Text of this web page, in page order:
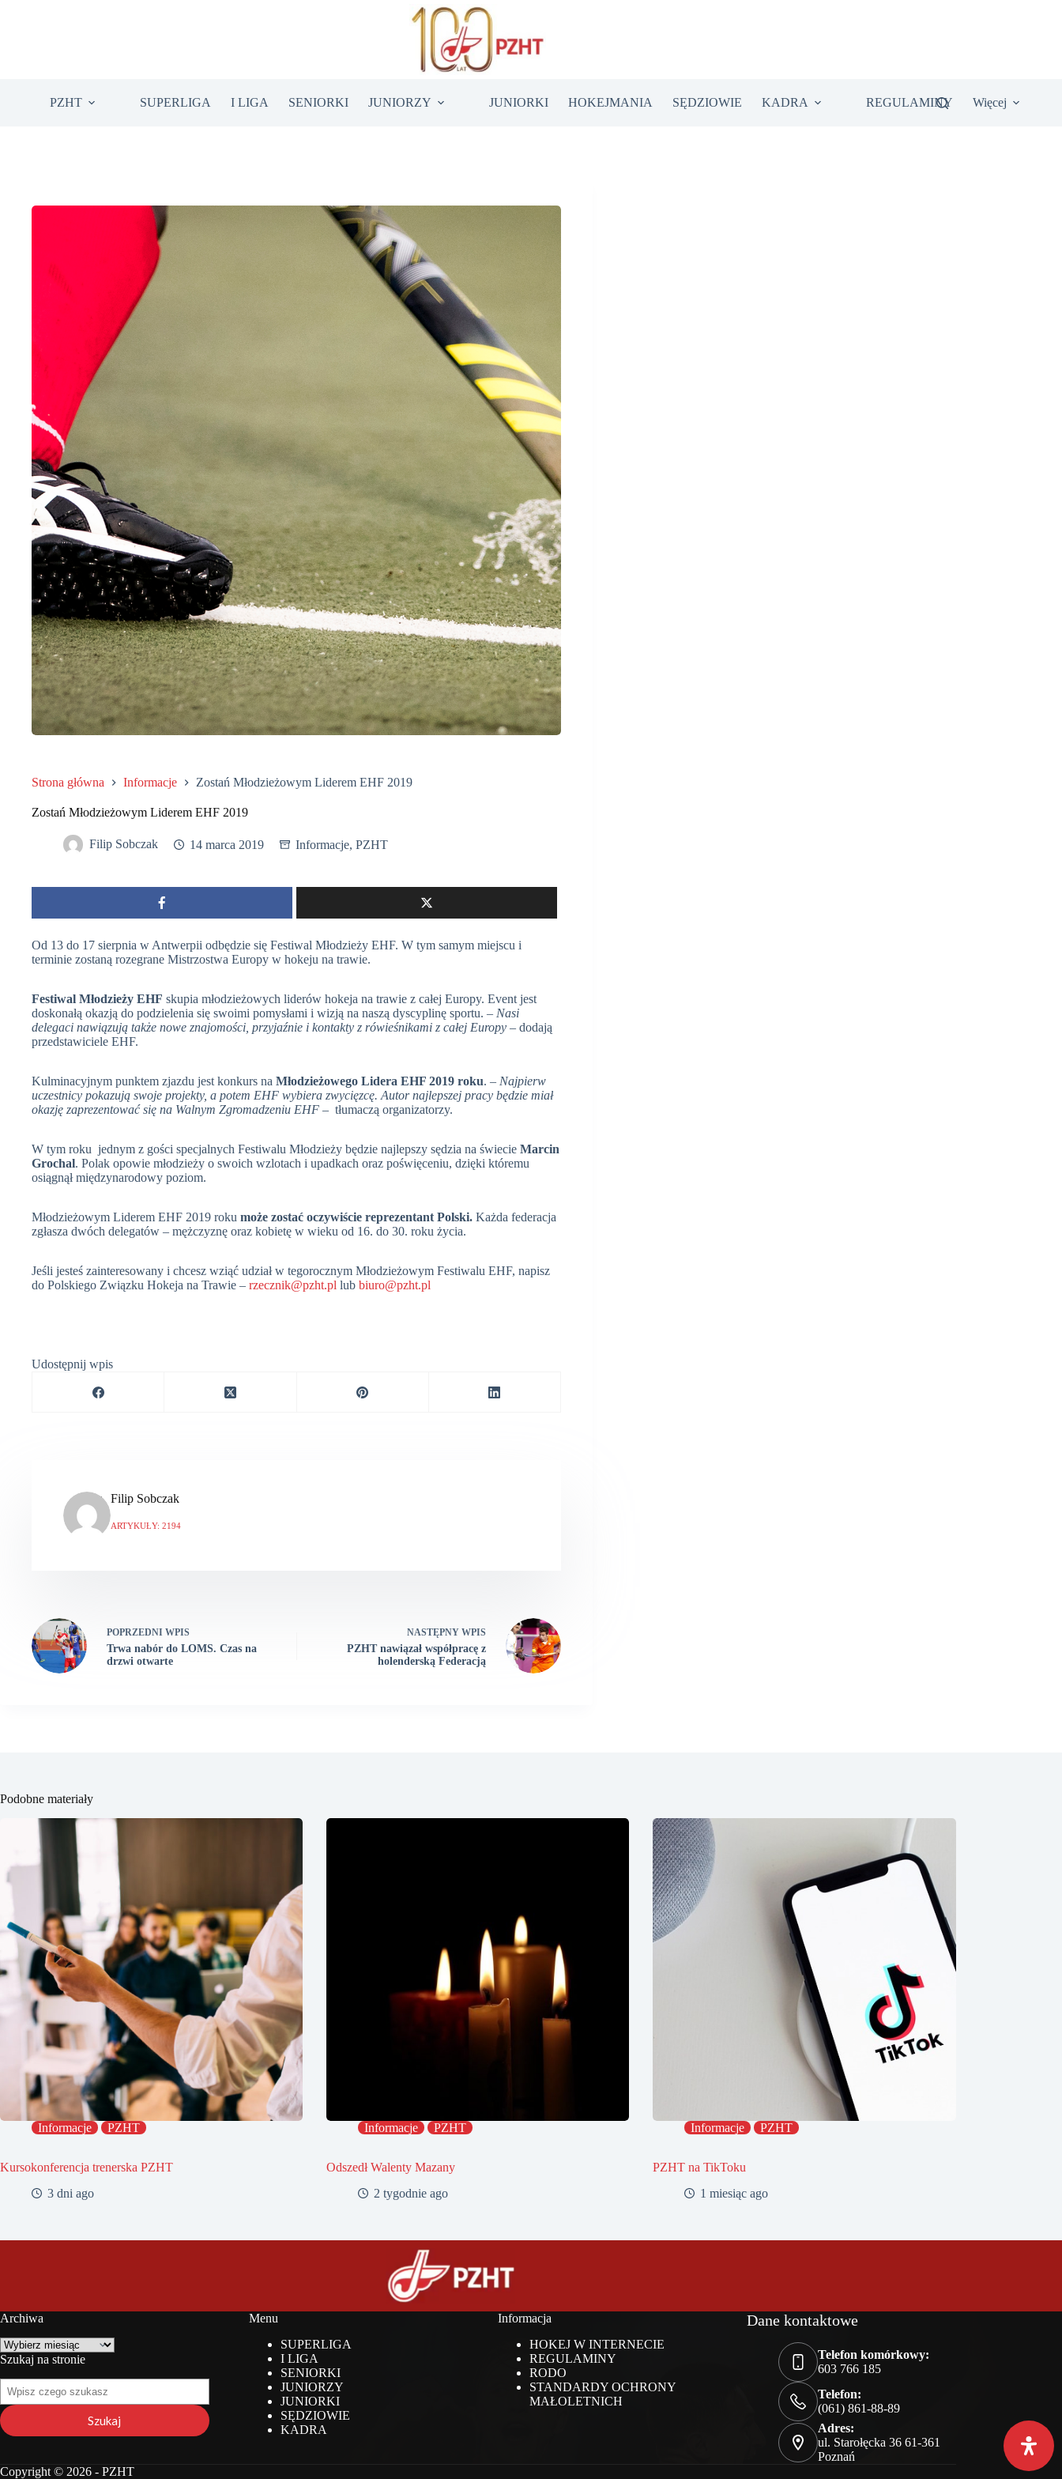
PZHT SUPERLIGA I LIGA SENIORKI JUNIORZY JUNIORKI HOKEJMANIA SĘDZIOWIE KADRA REGULAMINY Więcej
Strona główna Informacje Zostań Młodzieżowym Liderem EHF 2019
Zostań Młodzieżowym Liderem EHF 2019
Filip Sobczak 14 marca 2019 Informacje, PZHT
Od 13 do 17 sierpnia w Antwerpii odbędzie się Festiwal Młodzieży EHF. W tym samym miejscu i
terminie zostaną rozegrane Mistrzostwa Europy w hokeju na trawie.
Festiwal Młodzieży EHF skupia młodzieżowych liderów hokeja na trawie z całej Europy. Event jest
doskonałą okazją do podzielenia się swoimi pomysłami i wizją na naszą dyscyplinę sportu. – Nasi
delegaci nawiązują także nowe znajomości, przyjaźnie i kontakty z rówieśnikami z całej Europy – dodają
przedstawiciele EHF.
Kulminacyjnym punktem zjazdu jest konkurs na Młodzieżowego Lidera EHF 2019 roku. – Najpierw
uczestnicy pokazują swoje projekty, a potem EHF wybiera zwycięzcę. Autor najlepszej pracy będzie miał
okazję zaprezentować się na Walnym Zgromadzeniu EHF – tłumaczą organizatorzy.
W tym roku jednym z gości specjalnych Festiwalu Młodzieży będzie najlepszy sędzia na świecie Marcin
Grochal. Polak opowie młodzieży o swoich wzlotach i upadkach oraz poświęceniu, dzięki któremu
osiągnął międzynarodowy poziom.
Młodzieżowym Liderem EHF 2019 roku może zostać oczywiście reprezentant Polski. Każda federacja
zgłasza dwóch delegatów – mężczyznę oraz kobietę w wieku od 16. do 30. roku życia.
Jeśli jesteś zainteresowany i chcesz wziąć udział w tegorocznym Młodzieżowym Festiwalu EHF, napisz
do Polskiego Związku Hokeja na Trawie – rzecznik@pzht.pl lub biuro@pzht.pl
Udostępnij wpis
Filip Sobczak
ARTYKUŁY: 2194
POPRZEDNI WPIS
Trwa nabór do LOMS. Czas na
drzwi otwarte
NASTĘPNY WPIS
PZHT nawiązał współpracę z
holenderską Federacją
Podobne materiały
Informacje PZHT
Kursokonferencja trenerska PZHT
3 dni ago
Informacje PZHT
Odszedł Walenty Mazany
2 tygodnie ago
Informacje PZHT
PZHT na TikToku
1 miesiąc ago
Archiwa
Archiwa
Szukaj na stronie
na
stronie
Szukaj
Menu
SUPERLIGA
I LIGA
SENIORKI
JUNIORZY
JUNIORKI
SĘDZIOWIE
KADRA
Informacja
HOKEJ W INTERNECIE
REGULAMINY
RODO
STANDARDY OCHRONY
MAŁOLETNICH
Dane kontaktowe
Telefon komórkowy:
603 766 185
Telefon:
(061) 861-88-89
Adres:
ul. Starołęcka 36 61-361
Poznań
Copyright © 2026 - PZHT